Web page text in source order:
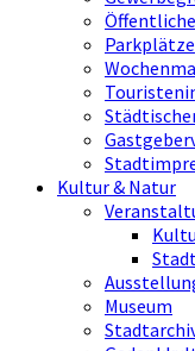
Parkplätze
Kultur & Natur
Museum